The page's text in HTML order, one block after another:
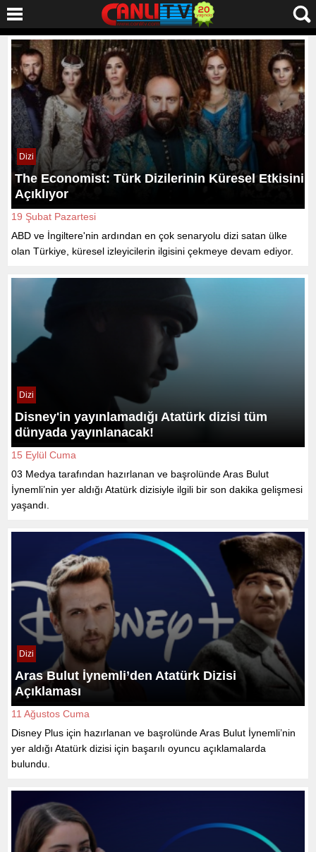
Dizi
The Economist: Türk Dizilerinin Küresel Etkisini
Açıklıyor
19 Şubat Pazartesi
ABD ve İngiltere'nin ardından en çok senaryolu dizi satan ülke
olan Türkiye, küresel izleyicilerin ilgisini çekmeye devam ediyor.
Dizi
Disney'in yayınlamadığı Atatürk dizisi tüm
dünyada yayınlanacak!
15 Eylül Cuma
03 Medya tarafından hazırlanan ve başrolünde Aras Bulut
İynemli’nin yer aldığı Atatürk dizisiyle ilgili bir son dakika gelişmesi
yaşandı.
Dizi
Aras Bulut İynemli’den Atatürk Dizisi
Açıklaması
11 Ağustos Cuma
Disney Plus için hazırlanan ve başrolünde Aras Bulut İynemli’nin
yer aldığı Atatürk dizisi için başarılı oyuncu açıklamalarda
bulundu.